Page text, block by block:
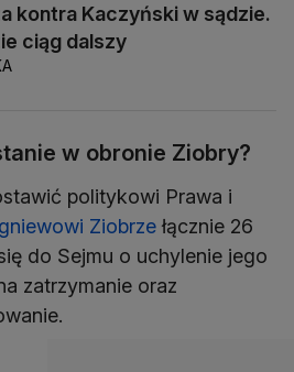
kontra Kaczyński w sądzie.
ciąg dalszy
w obronie Ziobry?
politykowi Prawa i
Ziobrze łącznie 26
do Sejmu o uchylenie jego
zatrzymanie oraz